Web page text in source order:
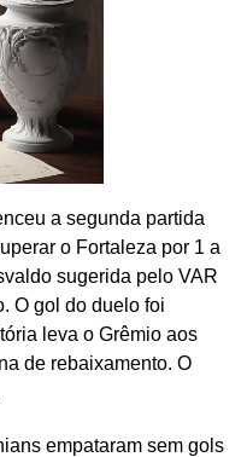
a segunda partida
o Fortaleza por 1 a
sugerida pelo VAR
O gol do duelo foi
leva o Grêmio aos
de rebaixamento. O
empataram sem gols